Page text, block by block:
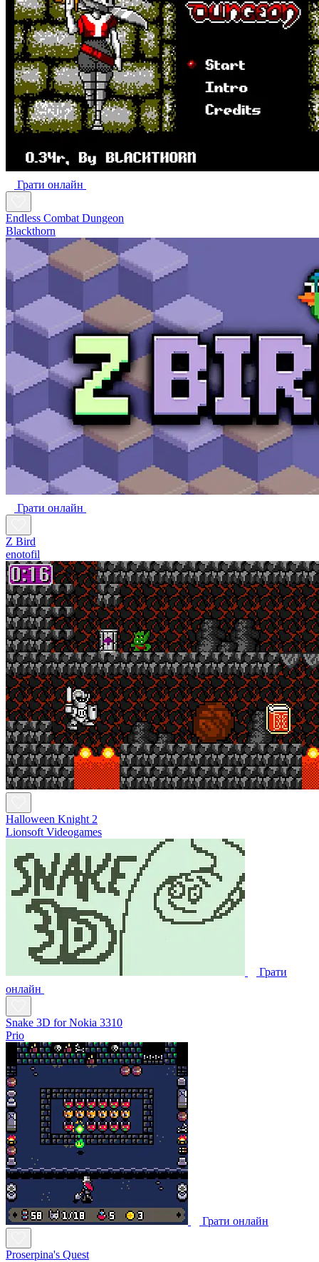
Грати онлайн
Endless Combat Dungeon
Blackthorn
Грати онлайн
Z Bird
enotofil
Halloween Knight 2
Lionsoft Videogames
Грати
онлайн
Snake 3D for Nokia 3310
Prio
Грати онлайн
Proserpina's Quest